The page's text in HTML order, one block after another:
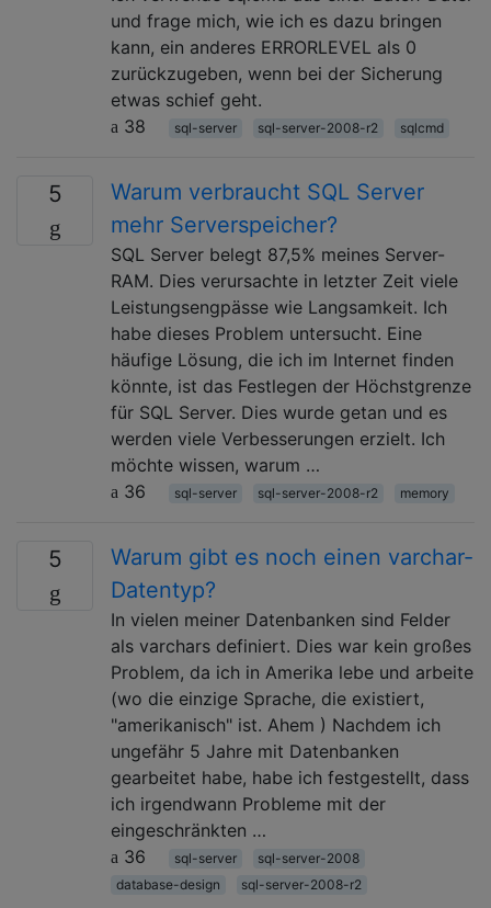
und frage mich, wie ich es dazu bringen
kann, ein anderes ERRORLEVEL als 0
zurückzugeben, wenn bei der Sicherung
etwas schief geht.
38
sql-server sql-server-2008-r2 sqlcmd
5
Warum verbraucht SQL Server
mehr Serverspeicher?
SQL Server belegt 87,5% meines Server-
RAM. Dies verursachte in letzter Zeit viele
Leistungsengpässe wie Langsamkeit. Ich
habe dieses Problem untersucht. Eine
häufige Lösung, die ich im Internet finden
könnte, ist das Festlegen der Höchstgrenze
für SQL Server. Dies wurde getan und es
werden viele Verbesserungen erzielt. Ich
möchte wissen, warum …
36
sql-server sql-server-2008-r2 memory
5
Warum gibt es noch einen varchar-
Datentyp?
In vielen meiner Datenbanken sind Felder
als varchars definiert. Dies war kein großes
Problem, da ich in Amerika lebe und arbeite
(wo die einzige Sprache, die existiert,
"amerikanisch" ist. Ahem ) Nachdem ich
ungefähr 5 Jahre mit Datenbanken
gearbeitet habe, habe ich festgestellt, dass
ich irgendwann Probleme mit der
eingeschränkten …
36
sql-server
sql-server-2008
database-design
sql-server-2008-r2